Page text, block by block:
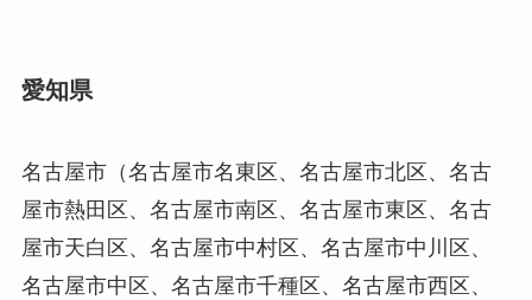
愛知県
名古屋市（名古屋市名東区、名古屋市北区、名古
屋市熱田区、名古屋市南区、名古屋市東区、名古
屋市天白区、名古屋市中村区、名古屋市中川区、
名古屋市中区、名古屋市千種区、名古屋市西区、